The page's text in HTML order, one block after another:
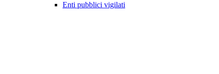
Enti pubblici vigilati